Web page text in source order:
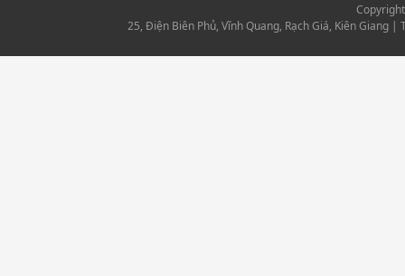
25, Điện Biên Phủ, Vĩnh Quang, Rạch Giá, Kiên Giang